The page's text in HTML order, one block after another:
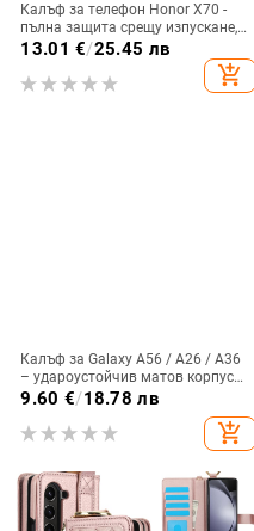
Калъф за телефон Honor X70 -
пълна защита срещу изпускане,
закалено стъкло, модел Аурора
13.01 €/25.45 лв
add_shopping_cart
Калъф за Galaxy A56 / A26 / A36
– удароустойчив матов корпус
от PC+TPU с текстура на кожа
9.60 €/18.78 лв
add_shopping_cart